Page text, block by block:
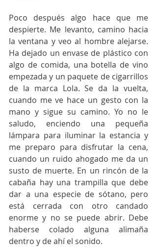
Poco después algo hace que me
despierte. Me levanto, camino hacia
la ventana y veo al hombre alejarse.
Ha dejado un envase de plástico con
algo de comida, una botella de vino
empezada y un paquete de cigarrillos
de la marca Lola. Se da la vuelta,
cuando me ve hace un gesto con la
mano y sigue su camino. Yo no le
saludo, enciendo una pequeña
lámpara para iluminar la estancia y
me preparo para disfrutar la cena,
cuando un ruido ahogado me da un
susto de muerte. En un rincón de la
cabaña hay una trampilla que debe
dar a una especie de sótano, pero
está cerrada con otro candado
enorme y no se puede abrir. Debe
haberse colado alguna alimaña
dentro y de ahí el sonido.